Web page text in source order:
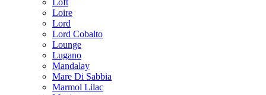
Loft
Loire
Lord
Lord Cobalto
Lounge
Lugano
Mandalay
Mare Di Sabbia
Marmol Lilac